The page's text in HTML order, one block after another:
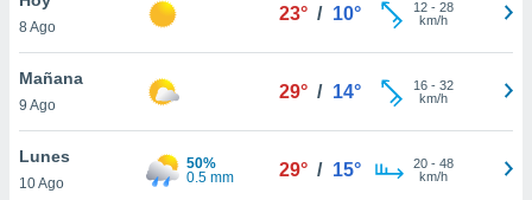
y
en
más
8 Ago
23° / 10° 12- 28
km/h
Mañana
9 Ago
29° / 14° 16- 32
km/h
Lunes
10 Ago
50%
0.5 mm
29° / 15° 20- 48
km/h